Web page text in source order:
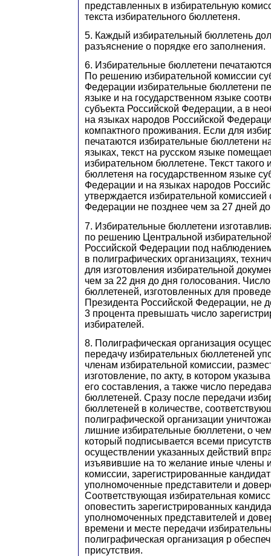
представленных в избирательную
текста избирательного бюллетеня.
5. Каждый избирательный бюллетень
разъяснение о порядке его заполнения.
6. Избирательные бюллетени
По решению избирательной комиссии
Федерации избирательные бюллетени
языке и на государственном языке
субъекта Российской Федерации, а в
на языках народов Российской
компактного проживания. Если для
печатаются избирательные бюллетени
языках, текст на русском языке
избирательном бюллетене. Текст такого
бюллетеня на государственном языке
Федерации и на языках народов
утверждается избирательной комиссией
Федерации не позднее чем за 27 дней
7. Избирательные бюллетени
по решению Центральной
Российской Федерации под
в полиграфических организациях,
для изготовления избирательной
чем за 22 дня до дня голосования.
бюллетеней, изготовленных для
Президента Российской Федерации, не
3 процента превышать число
избирателей.
8. Полиграфическая организация
передачу избирательных бюллетеней
членам избирательной комиссии,
изготовление, по акту, в котором
его составления, а также число
бюллетеней. Сразу после передачи
бюллетеней в количестве,
полиграфической организации
лишние избирательные бюллетени, о чем
который подписывается всеми
осуществлении указанных действий
изъявившие на то желание иные члены
комиссии, зарегистрированные
уполномоченные представители и
Соответствующая избирательная
оповестить зарегистрированных
уполномоченных представителей и
времени и месте передачи
полиграфическая организация р
присутствия.